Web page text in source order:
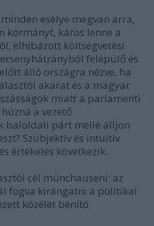
esélye megvan arra,
kormányt, káros lenne a
elhibázott költségvetési
felépülő és
álló országra nézve, ha
akarat és a magyar
miatt a parlamenti
a vezető
baloldali párt mellé álljon
Szubjektív és intuitív
értékelés következik.
cél münchauseni: az
fogva kirángatni a politikai
közélet bénító